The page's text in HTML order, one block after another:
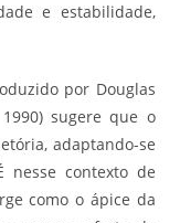
e estabilidade,
por Douglas
sugere que o
adaptando-se
nesse contexto de
como o ápice da